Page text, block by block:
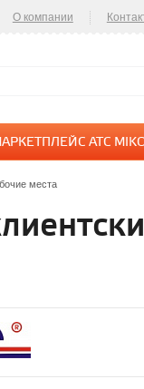
О компании
АТС
места